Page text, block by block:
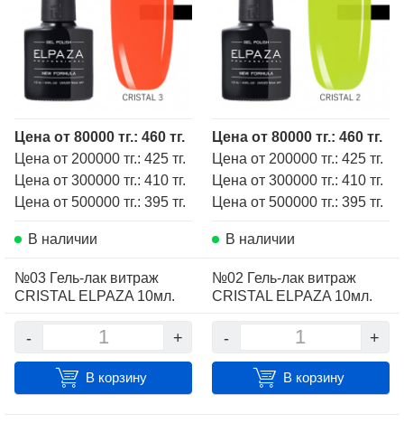
Цена от 80000 тг.: 460 тг.
Цена от 200000 тг.: 425 тг.
Цена от 300000 тг.: 410 тг.
Цена от 500000 тг.: 395 тг.
В наличии
№03 Гель-лак витраж
CRISTAL ELPAZA 10мл.
+
-
В корзину
Цена от 80000 тг.: 460 тг.
Цена от 200000 тг.: 425 тг.
Цена от 300000 тг.: 410 тг.
Цена от 500000 тг.: 395 тг.
В наличии
№02 Гель-лак витраж
CRISTAL ELPAZA 10мл.
+
-
В корзину